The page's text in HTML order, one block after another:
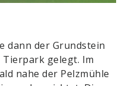
dann der Grundstein
gelegt. Im
nahe der Pelzmühle